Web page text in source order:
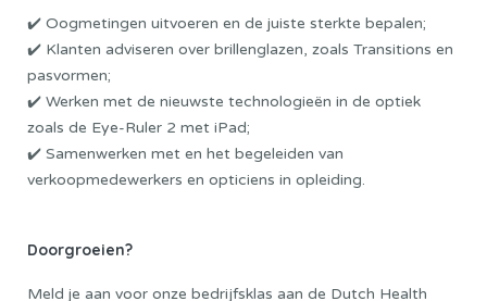
✔️ Oogmetingen uitvoeren en de juiste sterkte bepalen;
✔️ Klanten adviseren over brillenglazen, zoals Transitions en
pasvormen;
✔️ Werken met de nieuwste technologieën in de optiek
zoals de Eye-Ruler 2 met iPad;
✔️ Samenwerken met en het begeleiden van
verkoopmedewerkers en opticiens in opleiding.
Doorgroeien?
Meld je aan voor onze bedrijfsklas aan de Dutch Health